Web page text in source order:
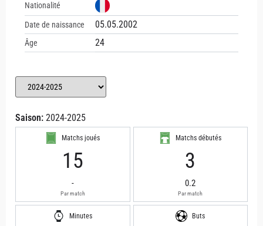
Nationalité
Date de naissance 05.05.2002
Âge 24
Saison: 2024-2025
Matchs joués
15
-
Par match
Matchs débutés
3
0.2
Par match
Minutes Buts